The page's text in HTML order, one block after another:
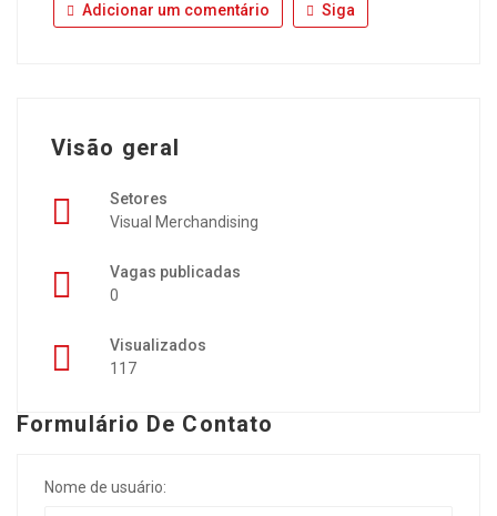
Adicionar um comentário Siga
Visão geral
Setores
Visual Merchandising
Vagas publicadas
0
Visualizados
117
Formulário De Contato
Nome de usuário: